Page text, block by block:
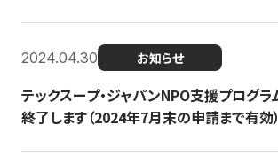
2024.04.30 お知らせ
テックスープ・ジャパンNPO支援プログ
終了します（2024年7月末の申請まで有効）